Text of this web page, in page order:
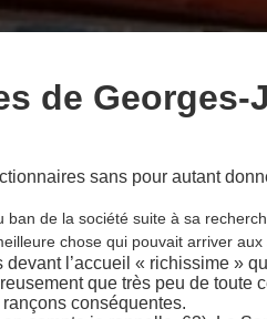
de Georges-
sans pour autant
de la société suite à sa
chose qui pouvait arriver aux
l’accueil « richissime »
que très peu de
conséquentes.